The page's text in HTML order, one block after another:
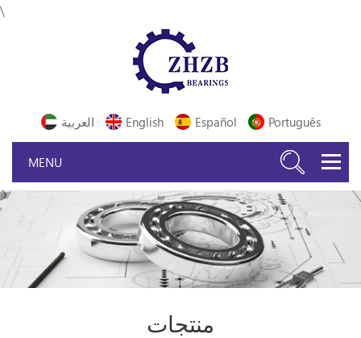
\
العربية English Español Português
منتجات